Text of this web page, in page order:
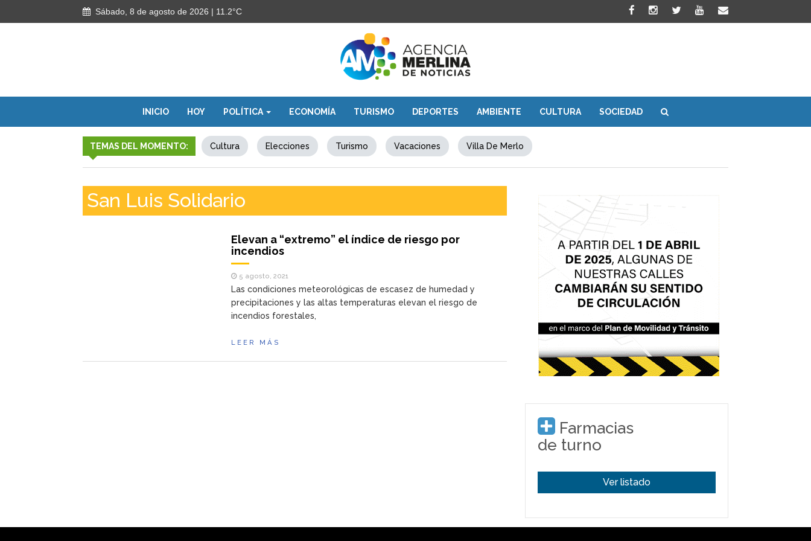
Sábado, 8 de agosto de 2026 | 11.2°C
INICIO HOY POLÍTICA ECONOMÍA TURISMO DEPORTES AMBIENTE CULTURA SOCIEDAD
TEMAS DEL MOMENTO: Cultura Elecciones Turismo Vacaciones Villa De Merlo
San Luis Solidario
Elevan a “extremo” el índice de riesgo por
incendios
5 agosto, 2021
Las condiciones meteorológicas de escasez de humedad y
precipitaciones y las altas temperaturas elevan el riesgo de
incendios forestales,
LEER MÁS
Farmacias
de turno
Ver listado